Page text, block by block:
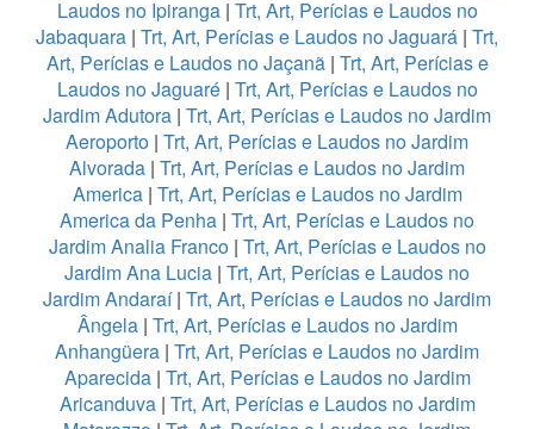
Laudos no Ipiranga| Trt, Art, Perícias e Laudos no
Jabaquara | Trt, Art, Perícias e Laudos no Jaguará | Trt,
Art, Perícias e Laudos no Jaçanã| Trt, Art, Perícias e
Laudos no Jaguaré| Trt, Art, Perícias e Laudos no
Jardim Adutora | Trt, Art, Perícias e Laudos no Jardim
Aeroporto | Trt, Art, Perícias e Laudos no Jardim
Alvorada | Trt, Art, Perícias e Laudos no Jardim
America| Trt, Art, Perícias e Laudos no Jardim
America da Penha | Trt, Art, Perícias e Laudos no
Jardim Analia Franco| Trt, Art, Perícias e Laudos no
Jardim Ana Lucia | Trt, Art, Perícias e Laudos no
Jardim Andaraí| Trt, Art, Perícias e Laudos no Jardim
Ângela| Trt, Art, Perícias e Laudos no Jardim
Anhangüera | Trt, Art, Perícias e Laudos no Jardim
Aparecida| Trt, Art, Perícias e Laudos no Jardim
Aricanduva| Trt, Art, Perícias e Laudos no Jardim